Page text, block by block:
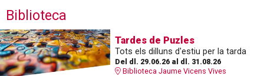
Biblioteca
Tardes de Puzles
Tots els dilluns d'estiu per la tarda
Del dl. 29.06.26al dl. 31.08.26
Biblioteca Jaume Vicens Vives